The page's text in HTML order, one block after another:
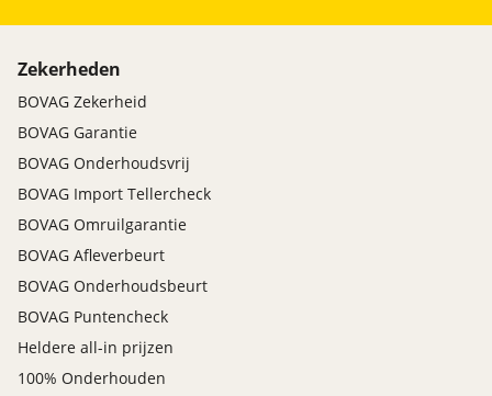
Zekerheden
BOVAG Zekerheid
BOVAG Garantie
BOVAG Onderhoudsvrij
BOVAG Import Tellercheck
BOVAG Omruilgarantie
BOVAG Afleverbeurt
BOVAG Onderhoudsbeurt
BOVAG Puntencheck
Heldere all-in prijzen
100% Onderhouden